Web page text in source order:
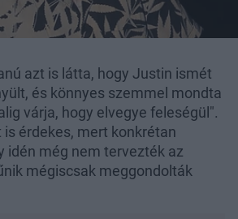
azt is látta, hogy Justin ismét
és könnyes szemmel mondta
várja, hogy elvegye feleségül".
is érdekes, mert konkrétan
idén még nem tervezték az
mégiscsak meggondolták